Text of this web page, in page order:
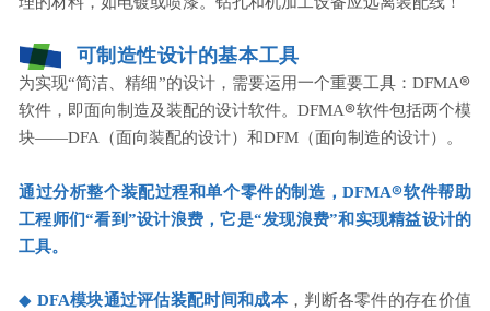
可制造性设计的基本工具
为实现“简洁、精细”的设计，需要运用一个重要工具：DFMA®
软件，即面向制造及装配的设计软件。DFMA®软件包括两个模
块——DFA（面向装配的设计）和DFM（面向制造的设计）。
通过分析整个装配过程和单个零件的制造，DFMA®软件帮助
工程师们“看到”设计浪费，它是“发现浪费”和实现精益设计的
工具。
◆ DFA模块通过评估装配时间和成本，判断各零件的存在价值